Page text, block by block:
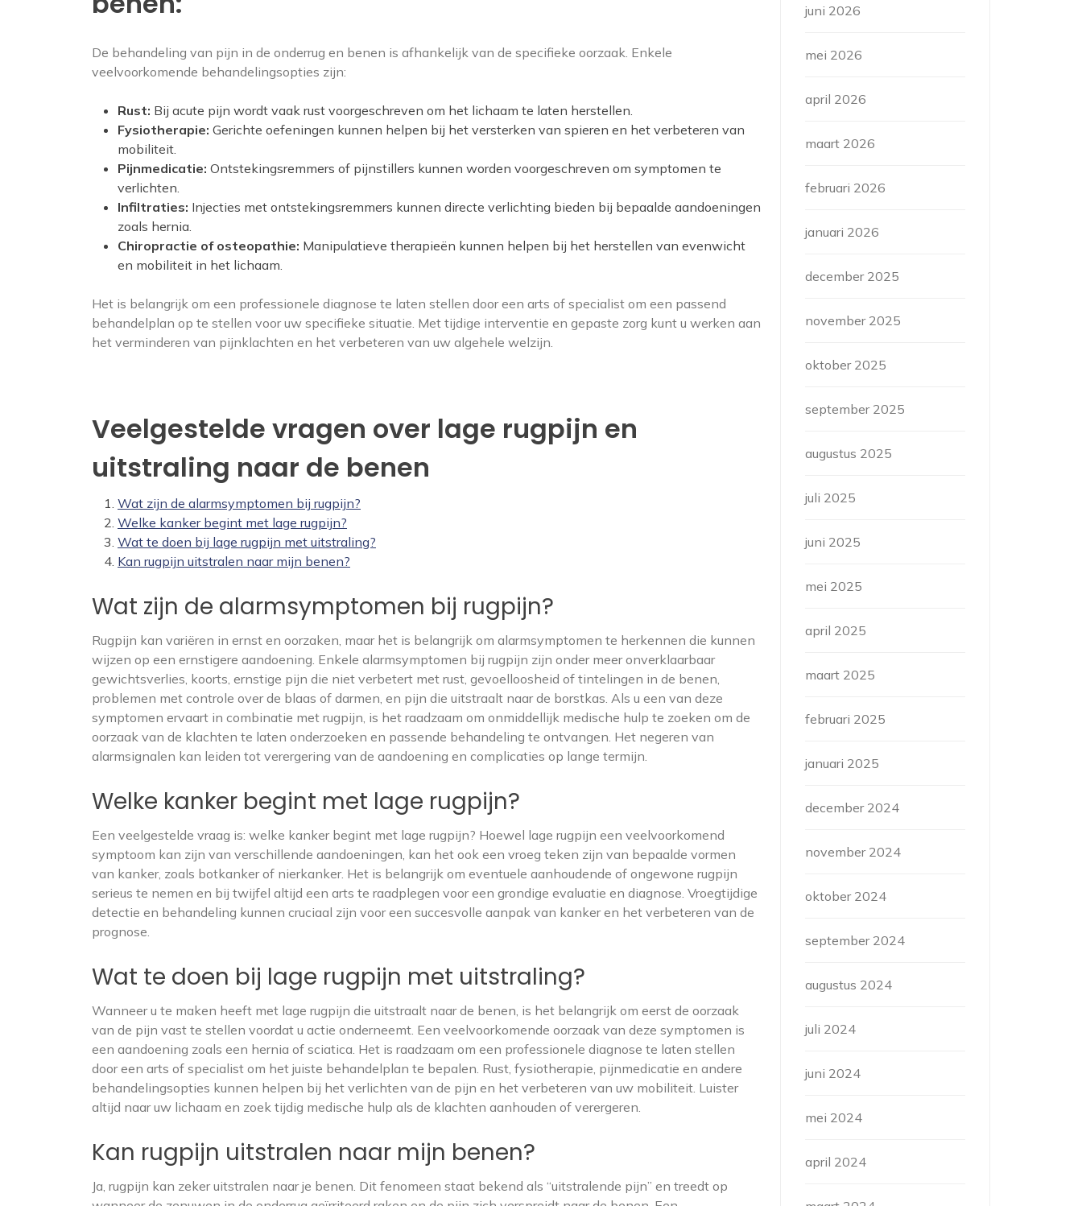
De behandeling van pijn in de onderrug en benen is afhankelijk van de specifieke oorzaak. Enkele
veelvoorkomende behandelingsopties zijn:
Rust: Bij acute pijn wordt vaak rust voorgeschreven om het lichaam te laten herstellen.
Fysiotherapie: Gerichte oefeningen kunnen helpen bij het versterken van spieren en het verbeteren van
mobiliteit.
Pijnmedicatie: Ontstekingsremmers of pijnstillers kunnen worden voorgeschreven om symptomen te
verlichten.
Infiltraties: Injecties met ontstekingsremmers kunnen directe verlichting bieden bij bepaalde aandoeningen
zoals hernia.
Chiropractie of osteopathie: Manipulatieve therapieën kunnen helpen bij het herstellen van evenwicht
en mobiliteit in het lichaam.
Het is belangrijk om een professionele diagnose te laten stellen door een arts of specialist om een passend
behandelplan op te stellen voor uw specifieke situatie. Met tijdige interventie en gepaste zorg kunt u werken aan
het verminderen van pijnklachten en het verbeteren van uw algehele welzijn.
Veelgestelde vragen over lage rugpijn en
uitstraling naar de benen
Wat zijn de alarmsymptomen bij rugpijn?
Welke kanker begint met lage rugpijn?
Wat te doen bij lage rugpijn met uitstraling?
Kan rugpijn uitstralen naar mijn benen?
Wat zijn de alarmsymptomen bij rugpijn?
Rugpijn kan variëren in ernst en oorzaken, maar het is belangrijk om alarmsymptomen te herkennen die kunnen
wijzen op een ernstigere aandoening. Enkele alarmsymptomen bij rugpijn zijn onder meer onverklaarbaar
gewichtsverlies, koorts, ernstige pijn die niet verbetert met rust, gevoelloosheid of tintelingen in de benen,
problemen met controle over de blaas of darmen, en pijn die uitstraalt naar de borstkas. Als u een van deze
symptomen ervaart in combinatie met rugpijn, is het raadzaam om onmiddellijk medische hulp te zoeken om de
oorzaak van de klachten te laten onderzoeken en passende behandeling te ontvangen. Het negeren van
alarmsignalen kan leiden tot verergering van de aandoening en complicaties op lange termijn.
Welke kanker begint met lage rugpijn?
Een veelgestelde vraag is: welke kanker begint met lage rugpijn? Hoewel lage rugpijn een veelvoorkomend
symptoom kan zijn van verschillende aandoeningen, kan het ook een vroeg teken zijn van bepaalde vormen
van kanker, zoals botkanker of nierkanker. Het is belangrijk om eventuele aanhoudende of ongewone rugpijn
serieus te nemen en bij twijfel altijd een arts te raadplegen voor een grondige evaluatie en diagnose. Vroegtijdige
detectie en behandeling kunnen cruciaal zijn voor een succesvolle aanpak van kanker en het verbeteren van de
prognose.
Wat te doen bij lage rugpijn met uitstraling?
Wanneer u te maken heeft met lage rugpijn die uitstraalt naar de benen, is het belangrijk om eerst de oorzaak
van de pijn vast te stellen voordat u actie onderneemt. Een veelvoorkomende oorzaak van deze symptomen is
een aandoening zoals een hernia of sciatica. Het is raadzaam om een professionele diagnose te laten stellen
door een arts of specialist om het juiste behandelplan te bepalen. Rust, fysiotherapie, pijnmedicatie en andere
behandelingsopties kunnen helpen bij het verlichten van de pijn en het verbeteren van uw mobiliteit. Luister
altijd naar uw lichaam en zoek tijdig medische hulp als de klachten aanhouden of verergeren.
Kan rugpijn uitstralen naar mijn benen?
Ja, rugpijn kan zeker uitstralen naar je benen. Dit fenomeen staat bekend als “uitstralende pijn” en treedt op
juni 2026
mei 2026
april 2026
maart 2026
februari 2026
januari 2026
december 2025
november 2025
oktober 2025
september 2025
augustus 2025
juli 2025
juni 2025
mei 2025
april 2025
maart 2025
februari 2025
januari 2025
december 2024
november 2024
oktober 2024
september 2024
augustus 2024
juli 2024
juni 2024
mei 2024
april 2024